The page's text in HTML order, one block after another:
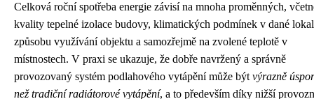
Celková roční spotřeba energie závisí na mnoha proměnných,
kvality tepelné izolace budovy, klimatických podmínek v dané
způsobu využívání objektu a samozřejmě na zvolené teplotě v
místnostech. V praxi se ukazuje, že dobře navržený a správně
provozovaný systém podlahového vytápění může být výrazně
než tradiční radiátorové vytápění, a to především díky nižší